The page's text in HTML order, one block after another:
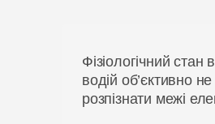
Фізіологічний стан
водій об’єктивно
розпізнати межі